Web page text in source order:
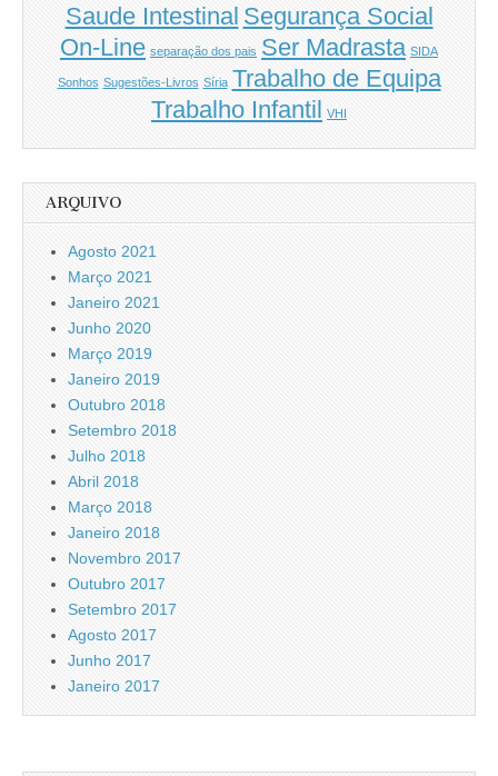
Saude Intestinal Segurança Social
On-Line separação dos pais Ser Madrasta SIDA
Sonhos Sugestões-Livros Síria Trabalho de Equipa
Trabalho Infantil VHI
ARQUIVO
Agosto 2021
Março 2021
Janeiro 2021
Junho 2020
Março 2019
Janeiro 2019
Outubro 2018
Setembro 2018
Julho 2018
Abril 2018
Março 2018
Janeiro 2018
Novembro 2017
Outubro 2017
Setembro 2017
Agosto 2017
Junho 2017
Janeiro 2017